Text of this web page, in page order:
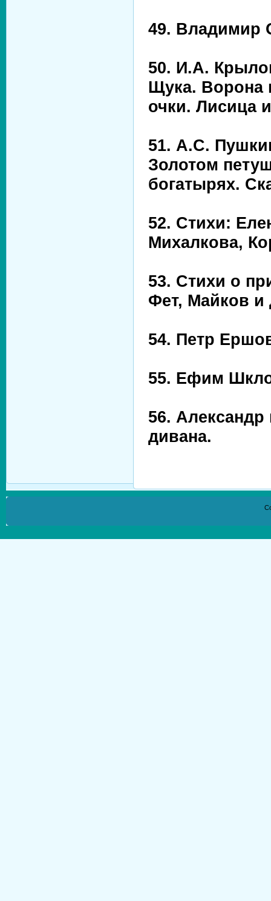
49. Владимир
50. И.А.
Щука. Ворона
очки. Лисица
51. А.С.
Золотом
богатырях.
52. Стихи:
Михалкова,
53. Стихи о
Фет, Майков и
54. Петр
55. Ефим
56. Александр
дивана.